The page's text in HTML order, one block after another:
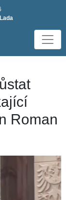
Lada
Roman